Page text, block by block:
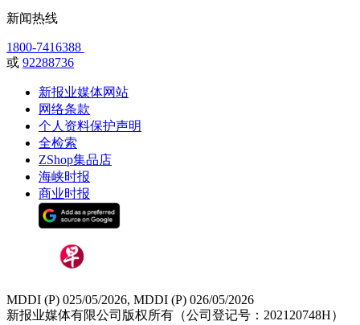
新闻热线
1800-7416388
或 92288736
新报业媒体网站
网络条款
个人资料保护声明
全检索
ZShop集品店
海峡时报
商业时报
MDDI (P) 025/05/2026, MDDI (P) 026/05/2026
新报业媒体有限公司版权所有（公司登记号：202120748H）